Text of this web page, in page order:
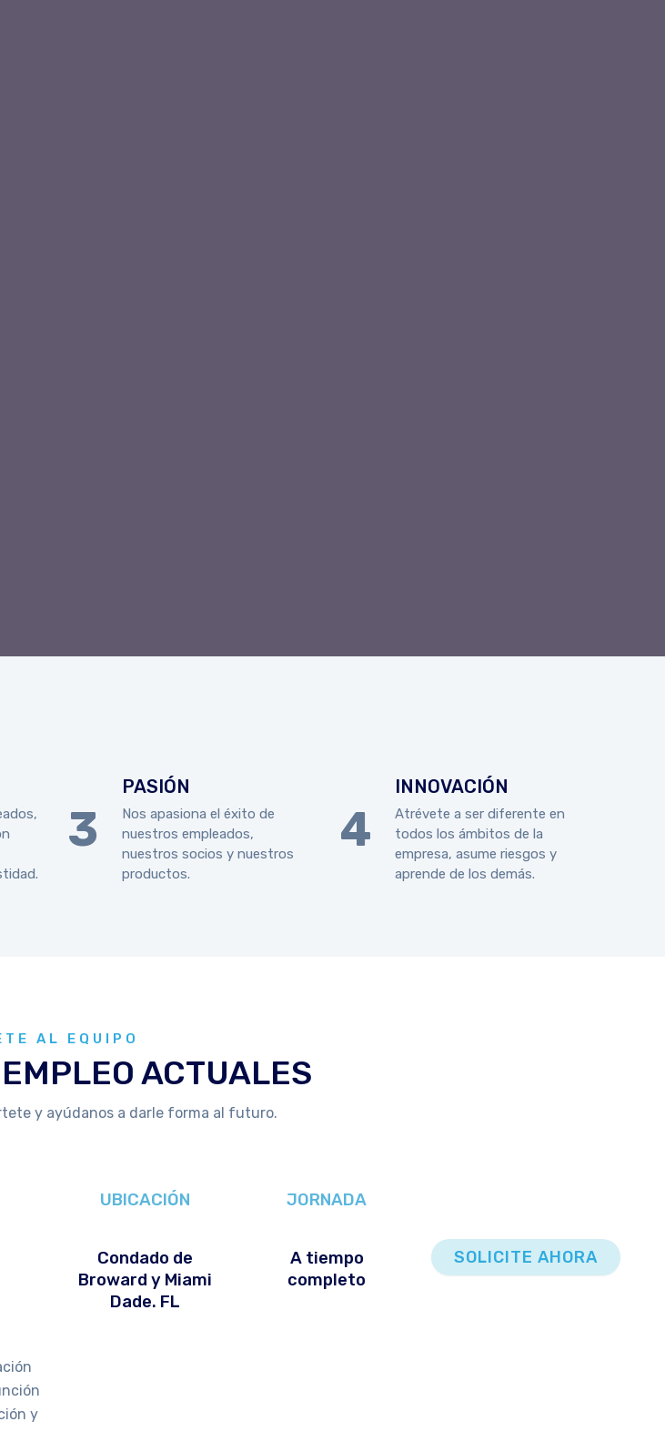
PASIÓN
Nos apasiona el éxito de
nuestros empleados,
nuestros socios y nuestros
productos.
INNOVACIÓN
Atrévete a ser diferente en
todos los ámbitos de la
empresa, asume riesgos y
aprende de los demás.
AL EQUIPO
ACTUALES
y ayúdanos a darle forma al futuro.
y
UBICACIÓN
Condado de
Broward y Miami
Dade. FL
JORNADA
A tiempo
completo
SOLICITE AHORA